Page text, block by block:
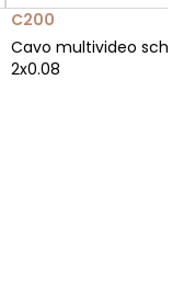
C200
Cavo multivideo
2x0.08